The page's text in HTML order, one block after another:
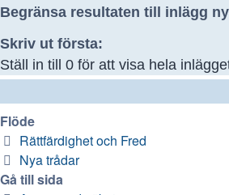
Begränsa resultaten till inlägg
Skriv ut första:
Ställ in till 0 för att visa hela
Flöde
Rättfärdighet och Fred
Nya trådar
Gå till sida